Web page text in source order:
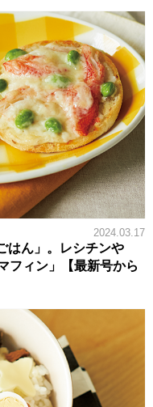
2024.03.17
はん」。レシチンや
フィン」【最新号から